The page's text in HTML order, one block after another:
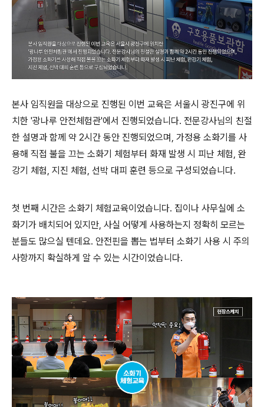
본사 임직원을 대상으로 진행된 이번 교육은 서울시 광진구에 위
치한 '광나루 안전체험관'에서 진행되었습니다. 전문강사님의 친절
한 설명과 함께 약 2시간 동안 진행되었으며, 가정용 소화기를 사
용해 직접 불을 끄는 소화기 체험부터 화재 발생 시 피난 체험, 완
강기 체험, 지진 체험, 선박 대피 훈련 등으로 구성되었습니다.
첫 번째 시간은 소화기 체험교육이었습니다. 집이나 사무실에 소
화기가 배치되어 있지만, 사실 어떻게 사용하는지 정확히 모르는
분들도 많으실 텐데요. 안전핀을 뽑는 법부터 소화기 사용 시 주의
사항까지 확실하게 알 수 있는 시간이었습니다.